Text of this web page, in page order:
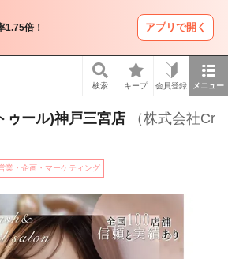
1.75倍！ アプリで開く
検索 キープ 会員登録 メニュー
ゥール)神戸三宮店
（株式会社Cr
業・企画・マーケティング